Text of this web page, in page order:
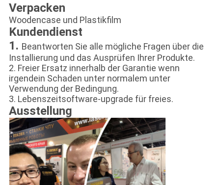
Verpacken
Woodencase und Plastikfilm
Kundendienst
1. Beantworten Sie alle mögliche Fragen über die
Installierung und das Ausprüfen Ihrer Produkte.
2. Freier Ersatz innerhalb der Garantie wenn
irgendein Schaden unter normalem unter
Verwendung der Bedingung.
3. Lebenszeitsoftware-upgrade für freies.
Ausstellung